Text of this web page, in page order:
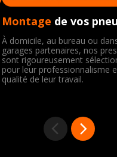
Montage de vos
À domicile, au bureau ou
garages partenaires, nos
sont rigoureusement
pour leur professionnalisme
qualité de leur travail.